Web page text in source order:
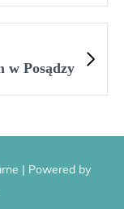
w Posądzy
| Powered by